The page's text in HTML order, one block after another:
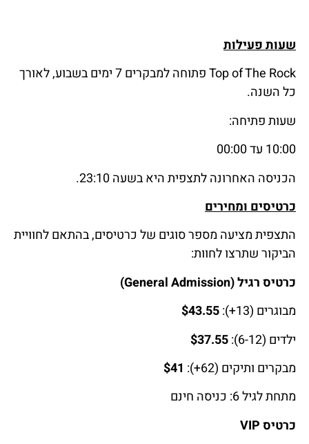
שעות פעילות
Top of The Rock פתוחה למבקרים 7 ימים בשבוע, לאורך
כל השנה.
שעות פתיחה:
10:00 עד 00:00
הכניסה האחרונה לתצפית היא בשעה 23:10.
כרטיסים ומחירים
התצפית מציעה מספר סוגים של כרטיסים, בהתאם לחוויית
הביקור שתרצו לחוות:
כרטיס רגיל (General Admission)
מבוגרים (13+):
$43.55
ילדים (6-12):
$37.55
מבקרים ותיקים (62+):
$41
מתחת לגיל 6: כניסה חינם
כרטיס VIP